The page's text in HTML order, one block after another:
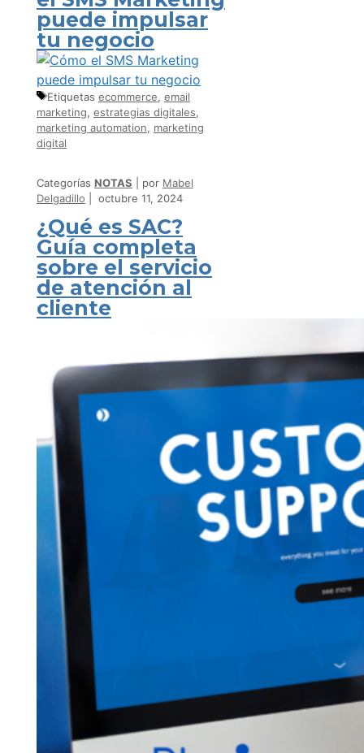
puede impulsar
tu negocio
Etiquetas ecommerce, email
marketing, estrategias digitales,
marketing automation, marketing
digital
Categorías NOTAS por Mabel
Delgadillo
octubre 11, 2024
¿Qué es SAC?
Guía completa
sobre el servicio
de atención al
cliente